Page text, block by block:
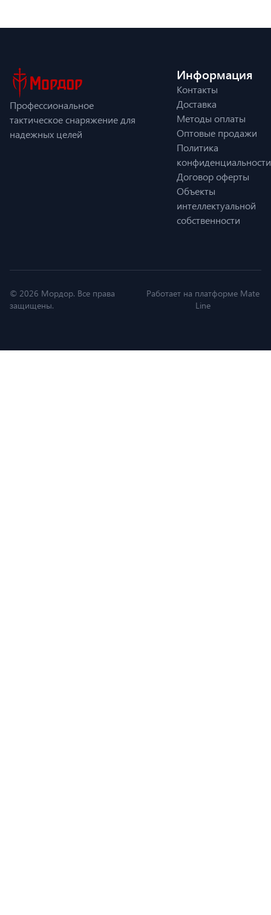
Профессиональное
тактическое снаряжение для
надежных целей
Информация
Контакты
Доставка
Методы оплаты
Оптовые продажи
Политика
конфиденциальности
Договор оферты
Объекты
интеллектуальной
собственности
© 2026 Мордор. Все права
защищены.
Работает на платформе Mate
Line